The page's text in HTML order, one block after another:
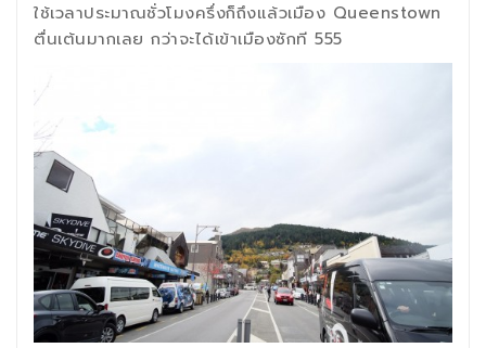
ใช้เวลาประมาณชั่วโมงครึ่งก็ถึงแล้วเมือง Queenstown
ตื่นเต้นมากเลย กว่าจะได้เข้าเมืองซักที 555